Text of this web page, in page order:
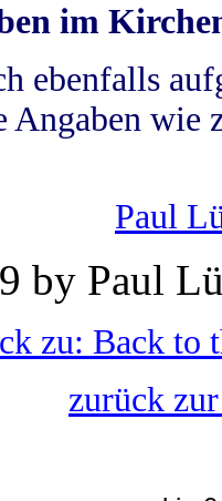
im
ebenfalls
Angaben wie
Paul
by Paul
zu: Back to
zurück